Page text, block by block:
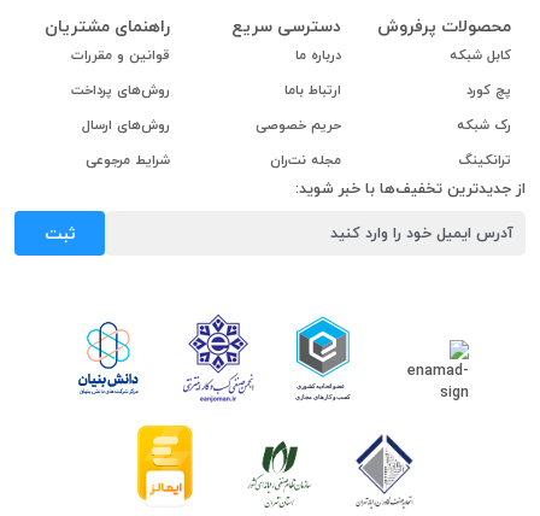
محصولات پرفروش
کابل شبکه
پچ کورد
رک شبکه
ترانکینگ
دسترسی سریع
درباره ما
ارتباط باما
حریم خصوصی
مجله نت‌ران
راهنمای مشتریان
قوانین و مقررات
روش‌های پرداخت
روش‌های ارسال
شرایط مرجوعی
از جدیدترین تخفیف‌ها با خبر شوید:
ثبت